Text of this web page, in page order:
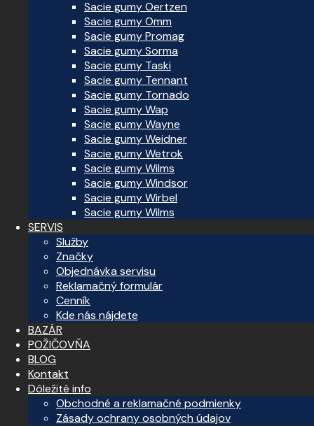
Sacie gumy Oertzen
Sacie gumy Omm
Sacie gumy Promag
Sacie gumy Sorma
Sacie gumy Taski
Sacie gumy Tennant
Sacie gumy Tornado
Sacie gumy Wap
Sacie gumy Wayne
Sacie gumy Weidner
Sacie gumy Wetrok
Sacie gumy Wilms
Sacie gumy Windsor
Sacie gumy Wirbel
Sacie gumy Wilms
SERVIS
Služby
Značky
Objednávka servisu
Reklamačný formulár
Cenník
Kde nás nájdete
BAZÁR
POŽIČOVŇA
BLOG
Kontakt
Dôležité info
Obchodné a reklamačné podmienky
Zásady ochrany osobných údajov